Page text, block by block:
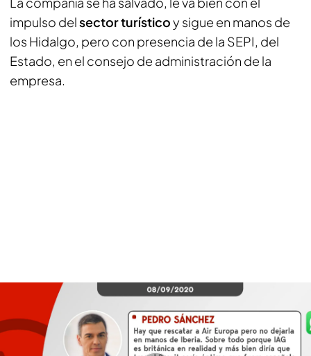
impulso delsector turísticoy sigue en manos de
los Hidalgo, pero con presencia de la SEPI, del
Estado, en el consejo de administración de la
empresa.
La tercera entrega de los mensajes entre Sánchez y Ábalos
Toda la actualidad de Noticias Cuatro en
Google News
Síguenos